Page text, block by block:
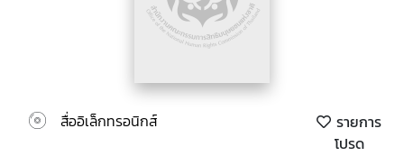
สื่ออิเล็กทรอนิกส์
รายการ
โปรด